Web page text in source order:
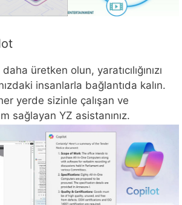
daha üretken olun, yaratıcılığınızı
insanlarla bağlantıda kalın.
yerde sizinle çalışan ve
sağlayan YZ asistanınız.